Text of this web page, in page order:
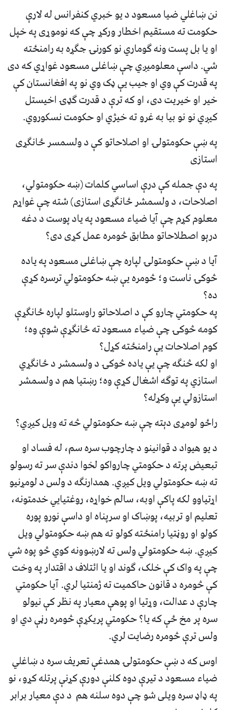
نن ښاغلي ضیا مسعود د یو خبري کنفرانس له لارې
حکومت ته مستقیم اخطار ورکړ چې که نوموړی په خپل
او یا بل پست ونه ګوماري نو کورنۍ جګړه به رامنځته
شي. داسې معلوميږي چې ښاغلی مسعود غواړي که دی
په قدرت کې وي او جيب يې ډک وي نو په افغانستان کې
خیر او خیريت دی، او که ترې د قدرت ګډۍ اخيستل
کيږي نو نو بیا به غرو ته خیژي او حکومت نسکوروي.
په ښې حکومتولۍ او اصلاحاتو کې د ولسمسر ځانګړی
استازی
په دې جمله کې درې اساسي کلمات (ښه حکومتولي،
اصلاحات، د ولسمشر ځانګړی استازی) شته چې غواړم
معلوم کړم چې آيا ضياء مسعود په ياد پوست د دغه
درېو اصطلاحاتو مطابق څومره عمل کړی دی؟
آيا د ښې حکومتولۍ لپاره چې ښاغلی مسعود په ياده
څوکۍ ناست و؛ څومره يې ښه حکومتولي ترسره کړې
ده؟
په حکومتي چارو کې د اصلاحاتو راوستلو لپاره ځانګړې
کومه څوکۍ چې ضياء مسعود ته ځانګړې شوې وه؛
کوم اصلاحات يې رامنځته کړل؟
او لکه څنګه چې يې ياده څوکۍ د ولسمشر د ځانګړي
استازي په توګه اشغال کړې وه؛ رښتيا هم د ولسمشر
استازولي يې وکړله؟
راځو لومړی دېته چې ښه حکومتولي څه ته ويل کيږي؟
د يو هيواد د قوانينو د چارچوب سره سم، له فساد او
تبعيض پرته د حکومتي چارواکو لخوا دندې سر ته رسولو
ته ښه حکومتولي ويل کيږي. همدارنګه د ولس د لومړنيو
اړتياوو لکه پاکې اوبه، سالم خواړه، روغتيايي خدمتونه،
تعليم او تربيه، پوښاک او سرپناه او داسې نورو پوره
کولو او روڼتیا رامنځته کولو ته هم ښه حکومتولي ويل
کيږي. ښه حکومتولي ولس ته لارښوونه کوي څو پوه شي
چې په واک کې خلک، ګوند او یا ائتلاف د اقتدار په وخت
کې څومره د قانون حاکمیت ته ژمنتیا لري. آیا حکومتي
چارې د عدالت، وړتيا او پوهې معيار په نظر کې نيولو
سره پر مخ ځې که يا؟ حکومتي پريکړې څومره رڼې دي او
ولس ترې څومره رضايت لري.
اوس که د ښې حکومتولۍ همدغې تعريف سره د ښاغلي
ضياء مسعود د تيرې دوه کلنې دورې کړنې پرتله کړو، نو
په ډاډ سره ويلی شو چې دوه سلنه هم د دې معيار برابر